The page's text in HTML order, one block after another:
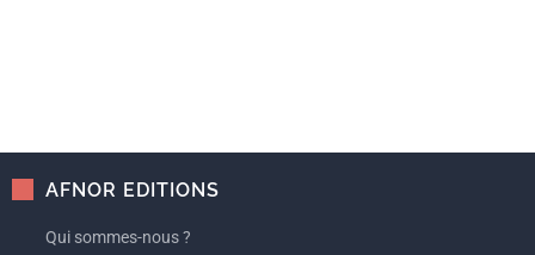
AFNOR EDITIONS
Qui sommes-nous ?